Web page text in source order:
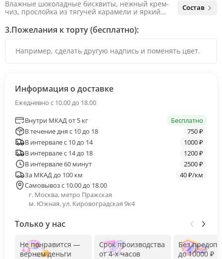
Влажные шоколадные бисквиты, нежный крем-
чиз, прослойка из тягучей карамели и яркий
яркий вкус шоколада и тягучей карамели, не
оставляя ни единого шанса остаться
Состав
3.Пожелания к торту (бесплатно):
Информация о доставке
Ежедневно с 10.00 до 18.00
Внутри МКАД от 5 кг
Бесплатно
В течение дня с 10 до 18
750 ₽
В интервале с 10 до 14
1000 ₽
В интервале с 14 до 18
1200 ₽
В интервале 60 минут
2500 ₽
За МКАД до 100 км
40 ₽/км
Самовывоз с 10.00 до 18.00
г. Москва, метро Пражская
м. Южная, ул. Кировоградская 9к4
Только у нас
Не понравится —
вернем деньги
Срок производства
от 4-х часов
Без
до 10000 ₽